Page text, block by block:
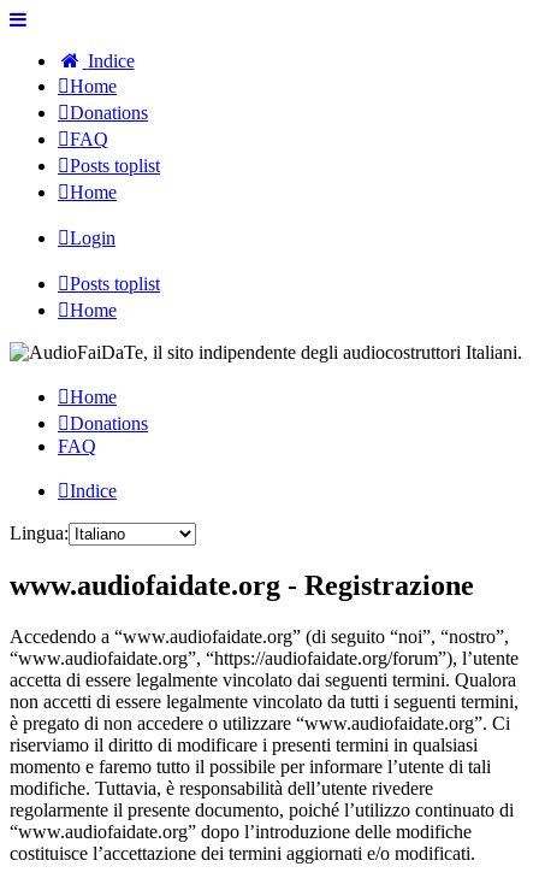
Indice
Home
Donations
FAQ
Posts toplist
Home
Login
Posts toplist
Home
Home
Donations
FAQ
Indice
Lingua:
www.audiofaidate.org - Registrazione
Accedendo a “www.audiofaidate.org” (di seguito “noi”, “nostro”,
“www.audiofaidate.org”, “https://audiofaidate.org/forum”), l’utente
accetta di essere legalmente vincolato dai seguenti termini. Qualora
non accetti di essere legalmente vincolato da tutti i seguenti termini,
è pregato di non accedere o utilizzare “www.audiofaidate.org”. Ci
riserviamo il diritto di modificare i presenti termini in qualsiasi
momento e faremo tutto il possibile per informare l’utente di tali
modifiche. Tuttavia, è responsabilità dell’utente rivedere
regolarmente il presente documento, poiché l’utilizzo continuato di
“www.audiofaidate.org” dopo l’introduzione delle modifiche
costituisce l’accettazione dei termini aggiornati e/o modificati.